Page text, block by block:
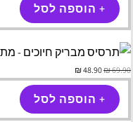
+ הוספה לסל
69.90
₪
48.90
₪
+ הוספה לסל